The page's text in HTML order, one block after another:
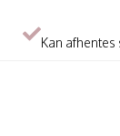
Kan